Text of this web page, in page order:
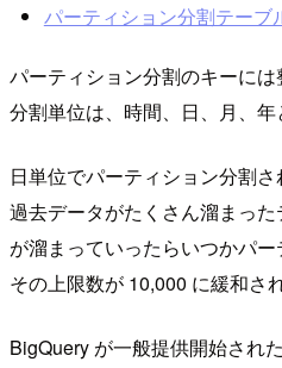
パーティション分割テーブ
パーティション分割のキーには
分割単位は、時間、日、月、
日単位でパーティション分割
過去データがたくさん溜まっ
が溜まっていったらいつかパ
その上限数が 10,000 に緩和さ
BigQuery が一般提供開始され